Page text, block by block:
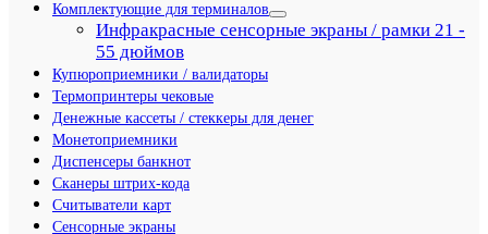
Комплектующие для терминалов
Инфракрасные сенсорные экраны / рамки 21 -
55 дюймов
Купюроприемники / валидаторы
Термопринтеры чековые
Денежные кассеты / стеккеры для денег
Монетоприемники
Диспенсеры банкнот
Сканеры штрих-кода
Считыватели карт
Сенсорные экраны